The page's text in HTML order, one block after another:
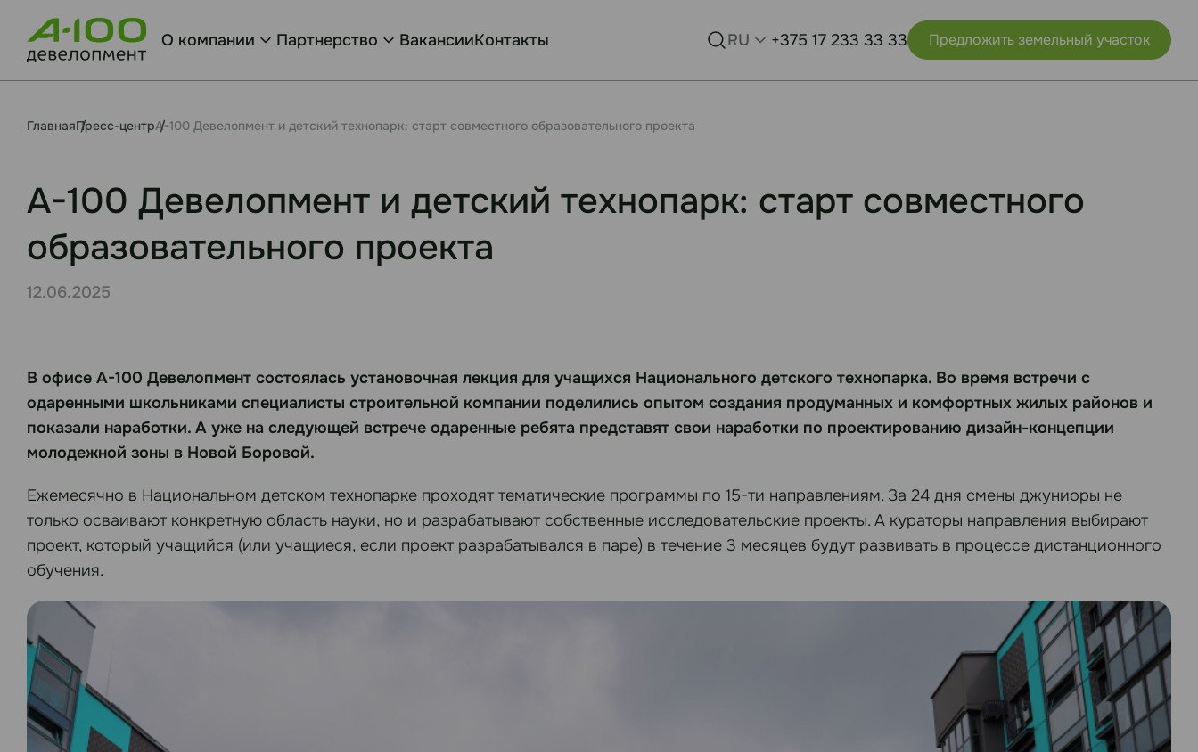
О компании Партнерство ВакансииКонтакты RU +375 17 233 33 33 Предложить земельный участок
ГлавнаяПресс-центрА-100 Девелопмент и детский технопарк: старт совместного образовательного проекта
А-100 Девелопмент и детский технопарк: старт совместного
образовательного проекта
12.06.2025
В офисе А-100 Девелопмент состоялась установочная лекция для учащихся Национального детского технопарка. Во время встречи с
одаренными школьниками специалисты строительной компании поделились опытом создания продуманных и комфортных жилых районов и
показали наработки. А уже на следующей встрече одаренные ребята представят свои наработки по проектированию дизайн-концепции
молодежной зоны в Новой Боровой.
Ежемесячно в Национальном детском технопарке проходят тематические программы по 15-ти направлениям. За 24 дня смены джуниоры не
только осваивают конкретную область науки, но и разрабатывают собственные исследовательские проекты. А кураторы направления выбирают
проект, который учащийся (или учащиеся, если проект разрабатывался в паре) в течение 3 месяцев будут развивать в процессе дистанционного
обучения.